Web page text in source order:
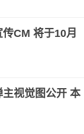
CM 将于10月
视觉图公开 本